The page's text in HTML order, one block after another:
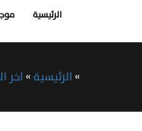
الرئيسية
»الرئيسية»اخر